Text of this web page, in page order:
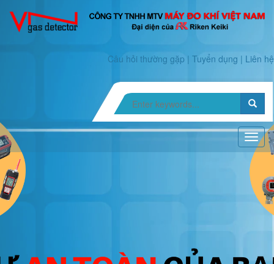
Câu hỏi thường gặp | Tuyển dụng | Liên hệ